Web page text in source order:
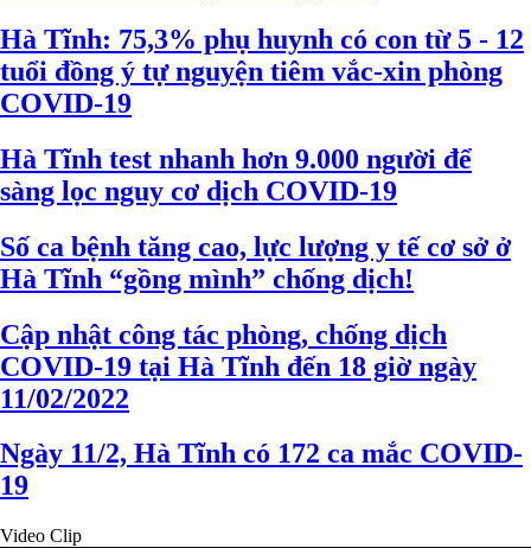
Hà Tĩnh: 75,3% phụ huynh có con từ 5 - 12
tuổi đồng ý tự nguyện tiêm vắc-xin phòng
COVID-19
Hà Tĩnh test nhanh hơn 9.000 người để
sàng lọc nguy cơ dịch COVID-19
Số ca bệnh tăng cao, lực lượng y tế cơ sở ở
Hà Tĩnh “gồng mình” chống dịch!
Cập nhật công tác phòng, chống dịch
COVID-19 tại Hà Tĩnh đến 18 giờ ngày
11/02/2022
Ngày 11/2, Hà Tĩnh có 172 ca mắc COVID-
19
Video Clip